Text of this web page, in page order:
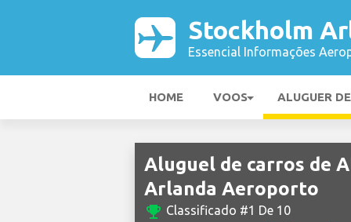
Stockholm
Essencial Informações
HOME VOOS ALUGUER
Aluguel de carros de
Arlanda Aeroporto
emoji_events Classificado #1 De 10